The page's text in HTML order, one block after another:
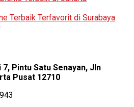
Terbaik Terfavorit di Surabaya
Pintu Satu Senayan, Jln
Pusat 12710